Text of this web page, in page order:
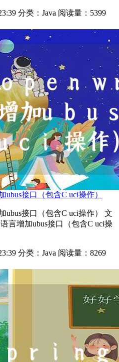
分类：Java 阅读量：5399
ubus接口（包含C uci操作）
ubus接口（包含C uci操作） 文
言增加ubus接口（包含C uci操
分类：Java 阅读量：8269